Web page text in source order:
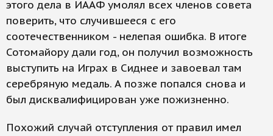
этого дела в ИААФ умолял всех членов совета
поверить, что случившееся с его
соотечественником - нелепая ошибка. В итоге
Сотомайору дали год, он получил возможность
выступить на Играх в Сиднее и завоевал там
серебряную медаль. А позже попался снова и
был дисквалифицирован уже пожизненно.
Похожий случай отступления от правил имел